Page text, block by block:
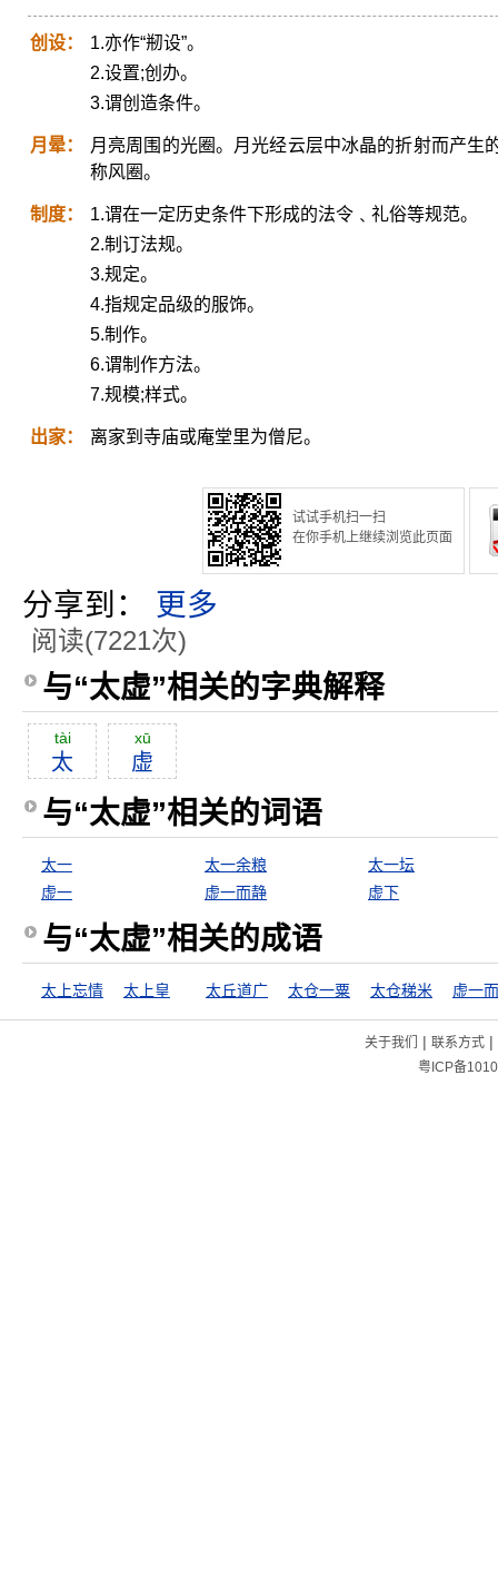
创设：
1.亦作“剏设”。
2.设置;创办。
3.谓创造条件。
月晕：
月亮周围的光圈。月光经云层中冰晶的折射而产生
称风圈。
制度：
1.谓在一定历史条件下形成的法令﹑礼俗等规范。
2.制订法规。
3.规定。
4.指规定品级的服饰。
5.制作。
6.谓制作方法。
7.规模;样式。
出家： 离家到寺庙或庵堂里为僧尼。
试试手机扫一扫
在你手机上继续浏览此页面
分享到： 更多
阅读(7221次)
与“太虚”相关的字典解释
tài
太
xū
虚
与“太虚”相关的词语
太一 太一余粮
太一坛
虚一
虚一而静 虚下
与“太虚”相关的成语
太上忘情 太上皇 太丘道广 太仓一粟 太仓稊米 虚一
关于我们 | 联系方式|
粤ICP备